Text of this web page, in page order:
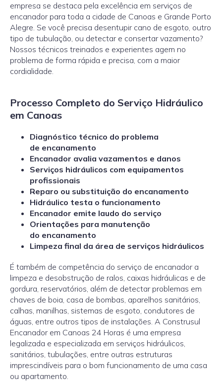
empresa se destaca pela excelência em serviços de
encanador para toda a cidade de Canoas e Grande Porto
Alegre. Se você precisa desentupir cano de esgoto, outro
tipo de tubulação, ou detectar e consertar vazamento?
Nossos técnicos treinados e experientes agem no
problema de forma rápida e precisa, com a maior
cordialidade.
Processo Completo do Serviço Hidráulico
em Canoas
Diagnóstico técnico do problema
de encanamento
Encanador avalia vazamentos e danos
Serviços hidráulicos com equipamentos
profissionais
Reparo ou substituição do encanamento
Hidráulico testa o funcionamento
Encanador emite laudo do serviço
Orientações para manutenção
do encanamento
Limpeza final da área de serviços hidráulicos
É também de competência do serviço de encanador a
limpeza e desobstrução de ralos, caixas hidráulicas e de
gordura, reservatórios, além de detectar problemas em
chaves de boia, casa de bombas, aparelhos sanitários,
calhas, manilhas, sistemas de esgoto, condutores de
águas, entre outros tipos de instalações. A Construsul
Encanador em Canoas 24 Horas é uma empresa
legalizada e especializada em serviços hidráulicos,
sanitários, tubulações, entre outras estruturas
imprescindíveis para o bom funcionamento de uma casa
ou apartamento.